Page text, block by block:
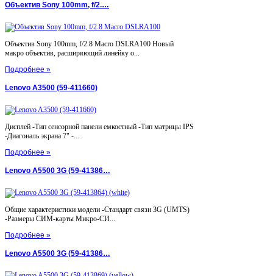
Объектив Sony 100mm, f/2.…
Объектив Sony 100mm, f/2.8 Macro DSLRA100 Новый
макро объектив, расширяющий линейку о...
Подробнее »
Lenovo A3500 (59-411660)
Дисплей -Тип сенсорной панели емкостный -Тип матрицы IPS
-Диагональ экрана 7" -...
Подробнее »
Lenovo A5500 3G (59-41386…
Общие характеристики модели -Стандарт связи 3G (UMTS)
-Размеры СИМ-карты Микро-СИ...
Подробнее »
Lenovo A5500 3G (59-41386…